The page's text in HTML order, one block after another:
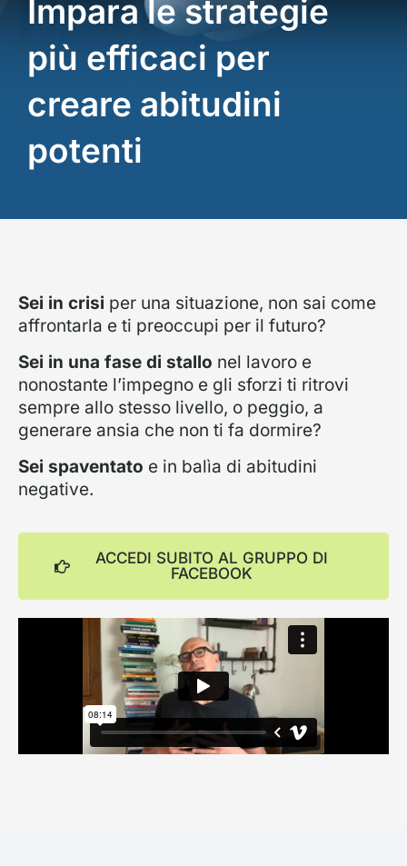
Impara le strategie
più efficaci per
creare abitudini
potenti
Sei in crisi per una situazione, non sai come
affrontarla e ti preoccupi per il futuro?
Sei in una fase di stallo nel lavoro e
nonostante l’impegno e gli sforzi ti ritrovi
sempre allo stesso livello, o peggio, a
generare ansia che non ti fa dormire?
Sei spaventato e in balìa di abitudini
negative.
ACCEDI SUBITO AL GRUPPO DI
FACEBOOK